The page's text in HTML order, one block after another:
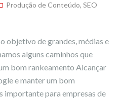
Produção de Conteúdo, SEO
objetivo de grandes, médias e
alguns caminhos que
bom rankeamento Alcançar
e manter um bom
importante para empresas de